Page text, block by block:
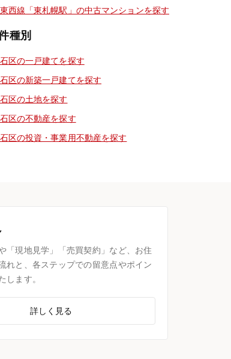
西線「東札幌駅」の中古マンションを探す
種別
区の一戸建てを探す
区の新築一戸建てを探す
区の土地を探す
区の不動産を探す
区の投資・事業用不動産を探す
「現地見学」「売買契約」など、お住
れと、各ステップでの留意点やポイン
します。
詳しく見る